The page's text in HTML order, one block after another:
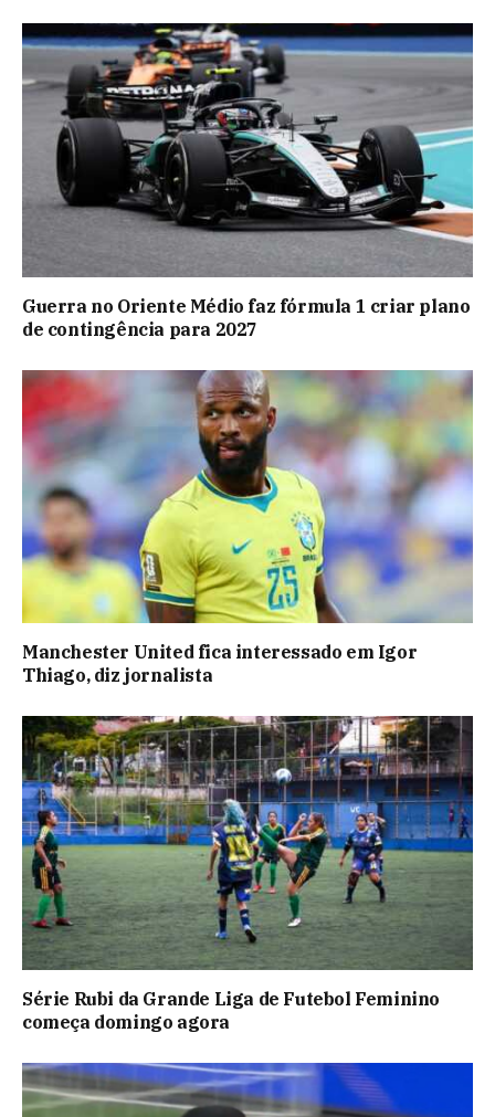
Guerra no Oriente Médio faz fórmula 1 criar plano
de contingência para 2027
Manchester United fica interessado em Igor
Thiago, diz jornalista
Série Rubi da Grande Liga de Futebol Feminino
começa domingo agora